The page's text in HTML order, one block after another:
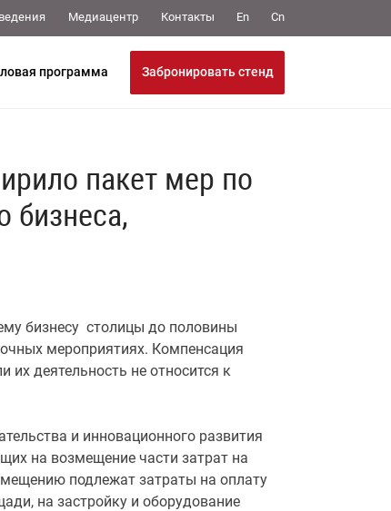
Медиацентр Контакты En Cn
программа Забронировать стенд
пакет мер по
бизнеса,
бизнесу столицы до половины
мероприятиях. Компенсация
их деятельность не относится к
и инновационного развития
на возмещение части затрат на
подлежат затраты на оплату
на застройку и оборудование